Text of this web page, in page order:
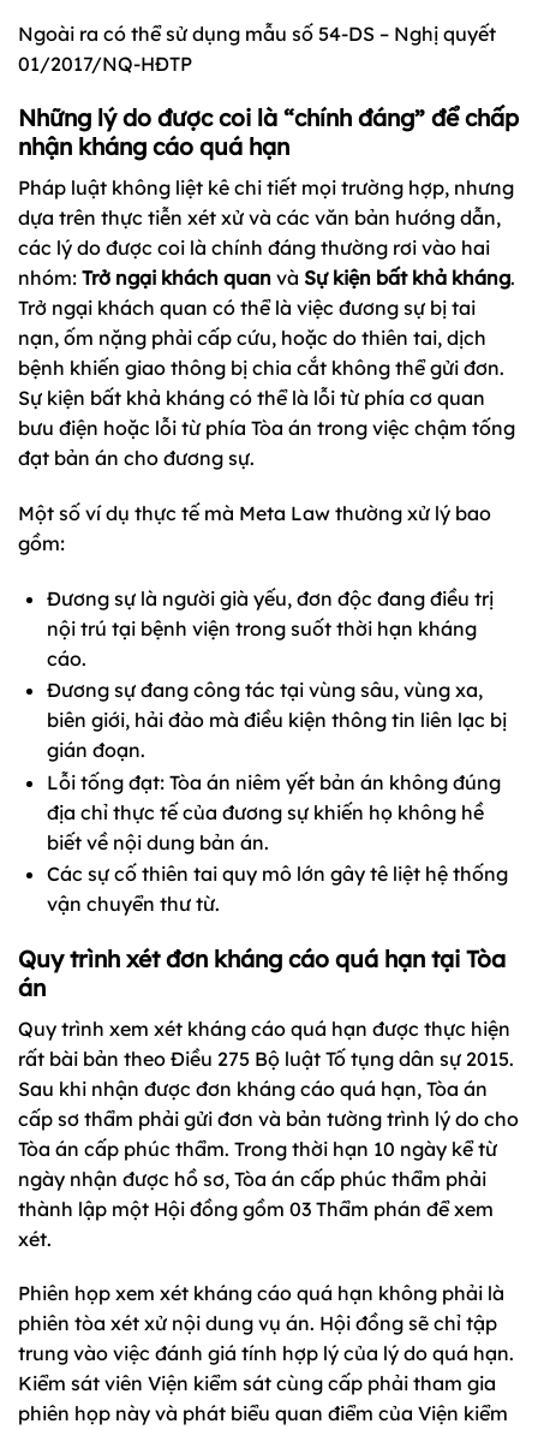
Ngoài ra có thể sử dụng mẫu số 54-DS – Nghị quyết
01/2017/NQ-HĐTP
Những lý do được coi là “chính đáng” để chấp
nhận kháng cáo quá hạn
Pháp luật không liệt kê chi tiết mọi trường hợp, nhưng
dựa trên thực tiễn xét xử và các văn bản hướng dẫn,
các lý do được coi là chính đáng thường rơi vào hai
nhóm: Trở ngại khách quan và Sự kiện bất khả kháng.
Trở ngại khách quan có thể là việc đương sự bị tai
nạn, ốm nặng phải cấp cứu, hoặc do thiên tai, dịch
bệnh khiến giao thông bị chia cắt không thể gửi đơn.
Sự kiện bất khả kháng có thể là lỗi từ phía cơ quan
bưu điện hoặc lỗi từ phía Tòa án trong việc chậm tống
đạt bản án cho đương sự.
Một số ví dụ thực tế mà Meta Law thường xử lý bao
gồm:
Đương sự là người già yếu, đơn độc đang điều trị
nội trú tại bệnh viện trong suốt thời hạn kháng
cáo.
Đương sự đang công tác tại vùng sâu, vùng xa,
biên giới, hải đảo mà điều kiện thông tin liên lạc bị
gián đoạn.
Lỗi tống đạt: Tòa án niêm yết bản án không đúng
địa chỉ thực tế của đương sự khiến họ không hề
biết về nội dung bản án.
Các sự cố thiên tai quy mô lớn gây tê liệt hệ thống
vận chuyển thư từ.
Quy trình xét đơn kháng cáo quá hạn tại Tòa
án
Quy trình xem xét kháng cáo quá hạn được thực hiện
rất bài bản theo Điều 275 Bộ luật Tố tụng dân sự 2015.
Sau khi nhận được đơn kháng cáo quá hạn, Tòa án
cấp sơ thẩm phải gửi đơn và bản tường trình lý do cho
Tòa án cấp phúc thẩm. Trong thời hạn 10 ngày kể từ
ngày nhận được hồ sơ, Tòa án cấp phúc thẩm phải
thành lập một Hội đồng gồm 03 Thẩm phán để xem
xét.
Phiên họp xem xét kháng cáo quá hạn không phải là
phiên tòa xét xử nội dung vụ án. Hội đồng sẽ chỉ tập
trung vào việc đánh giá tính hợp lý của lý do quá hạn.
Kiểm sát viên Viện kiểm sát cùng cấp phải tham gia
phiên họp này và phát biểu quan điểm của Viện kiểm